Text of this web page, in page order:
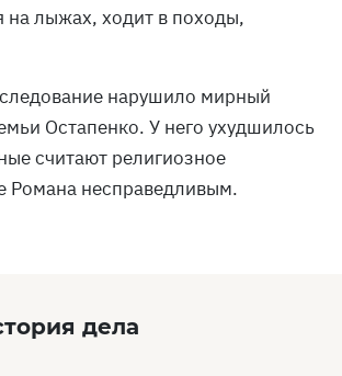
на лыжах, ходит в походы,
нарушило мирный
Остапенко. У него ухудшилось
считают религиозное
Романа несправедливым.
дела